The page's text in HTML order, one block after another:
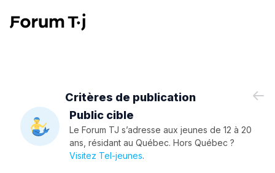
Critères de publication
Public cible
Le Forum TJ s’adresse aux jeunes de 12 à 20
ans, résidant au Québec. Hors Québec ?
Visitez Tel-jeunes.